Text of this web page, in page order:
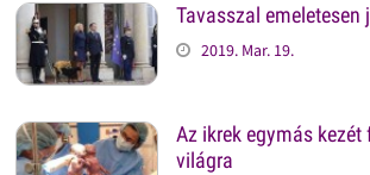
Tavasszal emeletesen
2019. Mar. 19.
Az ikrek egymás
világra